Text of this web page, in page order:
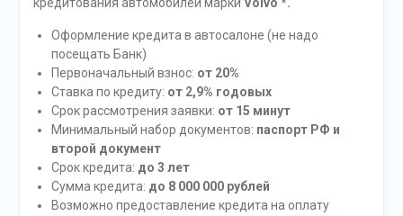
кредитования автомобилей марки Volvo *.
Оформление кредита в автосалоне (не надо
посещать Банк)
Первоначальный взнос: от 20%
Ставка по кредиту: от 2,9% годовых
Срок рассмотрения заявки: от 15 минут
Минимальный набор документов: паспорт РФ и
второй документ
Срок кредита: до 3 лет
Сумма кредита: до 8 000 000 рублей
Возможно предоставление кредита на оплату